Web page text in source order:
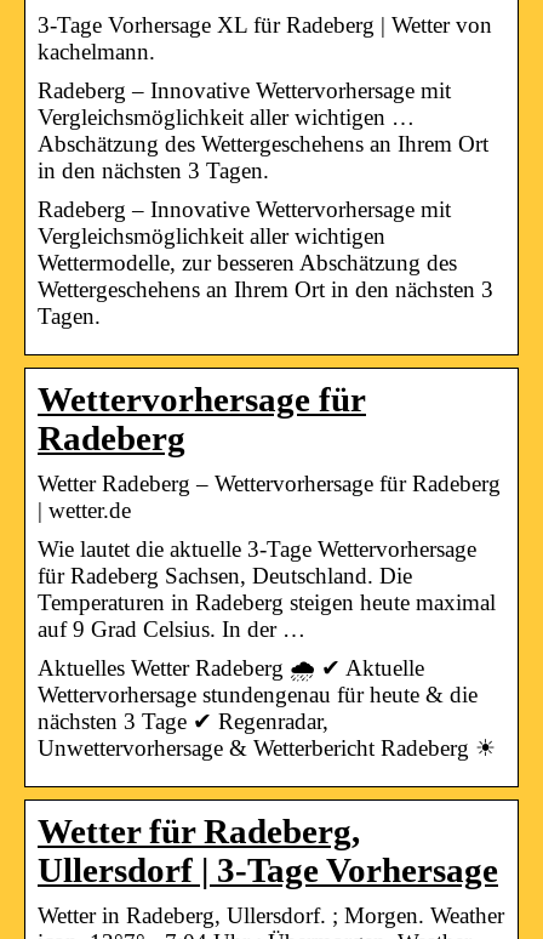
3-Tage Vorhersage XL für Radeberg | Wetter von
kachelmann.
Radeberg – Innovative Wettervorhersage mit
Vergleichsmöglichkeit aller wichtigen …
Abschätzung des Wettergeschehens an Ihrem Ort
in den nächsten 3 Tagen.
Radeberg – Innovative Wettervorhersage mit
Vergleichsmöglichkeit aller wichtigen
Wettermodelle, zur besseren Abschätzung des
Wettergeschehens an Ihrem Ort in den nächsten 3
Tagen.
Wettervorhersage für
Radeberg
Wetter Radeberg – Wettervorhersage für Radeberg
| wetter.de
Wie lautet die aktuelle 3-Tage Wettervorhersage
für Radeberg Sachsen, Deutschland. Die
Temperaturen in Radeberg steigen heute maximal
auf 9 Grad Celsius. In der …
Aktuelles Wetter Radeberg 🌧️ ✔ Aktuelle
Wettervorhersage stundengenau für heute & die
nächsten 3 Tage ✔ Regenradar,
Unwettervorhersage & Wetterbericht Radeberg ☀
Wetter für Radeberg,
Ullersdorf | 3-Tage Vorhersage
Wetter in Radeberg, Ullersdorf. ; Morgen. Weather